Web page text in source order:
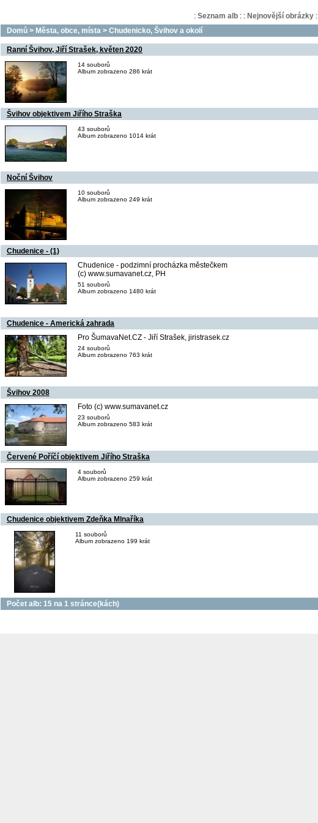
: Seznam alb: : Nejnovější obrázky:
Domů > Města, obce, místa > Chudenicko, Švihov a okolí
Ranní Švihov, Jiří Strašek, květen 2020
14 souborů
Album zobrazeno 286 krát
Švihov objektivem Jiřího Straška
43 souborů
Album zobrazeno 1014 krát
Noční Švihov
10 souborů
Album zobrazeno 249 krát
Chudenice - (1)
Chudenice - podzimní procházka městečkem
(c) www.sumavanet.cz, PH
51 souborů
Album zobrazeno 1480 krát
Chudenice - Americká zahrada
Pro ŠumavaNet.CZ - Jiří Strašek, jiristrasek.cz
24 souborů
Album zobrazeno 763 krát
Švihov 2008
Foto (c) www.sumavanet.cz
23 souborů
Album zobrazeno 583 krát
Červené Poříčí objektivem Jiřího Straška
4 souborů
Album zobrazeno 259 krát
Chudenice objektivem Zdeňka Mlnaříka
11 souborů
Album zobrazeno 199 krát
Počet alb: 15 na 1 stránce(kách)